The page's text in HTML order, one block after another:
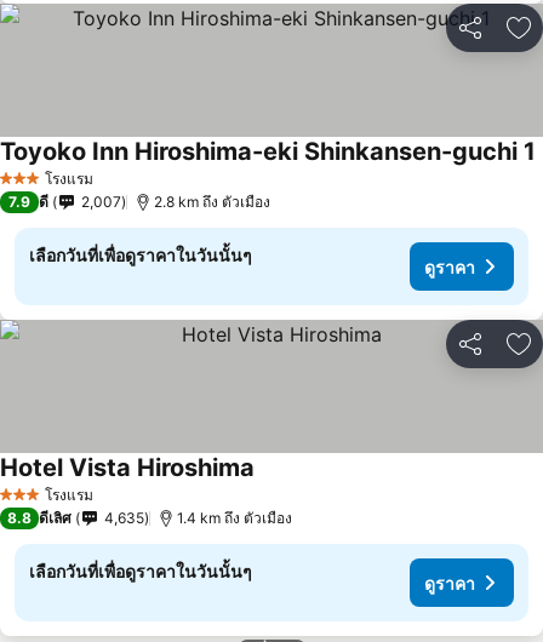
แชร์ เ
3 ดาว โรงแรม
Toyoko Inn Hiroshima-eki Shinkansen-guchi 1
7.9 ดี 2,007 2.8 km ถึง ตัวเมือง
เลือกวันที่เพื่อดูราคาในวันนั้นๆ
ดูราคา
แชร์ เ
3 ดาว โรงแรม
Hotel Vista Hiroshima
8.8 ดีเลิศ 4,635 1.4 km ถึง ตัวเมือง
เลือกวันที่เพื่อดูราคาในวันนั้นๆ
ดูราคา